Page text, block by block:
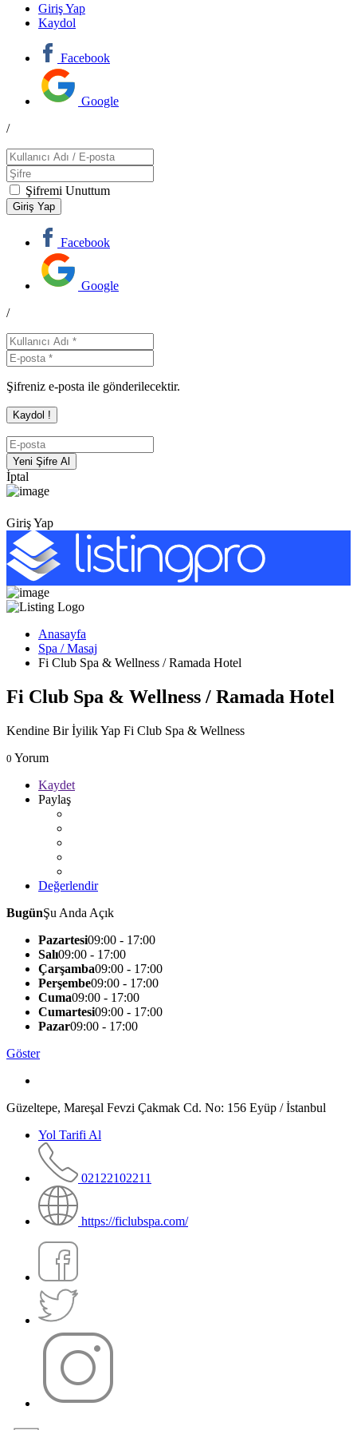
Giriş Yap
Kaydol
Facebook
Google
/
Şifremi Unuttum
Facebook
Google
/
Şifreniz e-posta ile gönderilecektir.
İptal
Giriş Yap
Anasayfa
Spa / Masaj
Fi Club Spa & Wellness / Ramada Hotel
Fi Club Spa & Wellness / Ramada Hotel
Kendine Bir İyilik Yap Fi Club Spa & Wellness
0 Yorum
Kaydet
Paylaş
Değerlendir
BugünŞu Anda Açık
Pazartesi09:00 - 17:00
Salı09:00 - 17:00
Çarşamba09:00 - 17:00
Perşembe09:00 - 17:00
Cuma09:00 - 17:00
Cumartesi09:00 - 17:00
Pazar09:00 - 17:00
Göster
Güzeltepe, Mareşal Fevzi Çakmak Cd. No: 156 Eyüp / İstanbul
Yol Tarifi Al
02122102211
https://ficlubspa.com/